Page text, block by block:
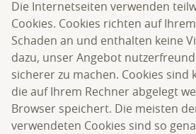
Die Internetseiten verwenden
Cookies. Cookies richten auf
Schaden an und enthalten keine
dazu, unser Angebot
sicherer zu machen. Cookies sind
die auf Ihrem Rechner abgelegt
Browser speichert. Die meisten
verwendeten Cookies sind so